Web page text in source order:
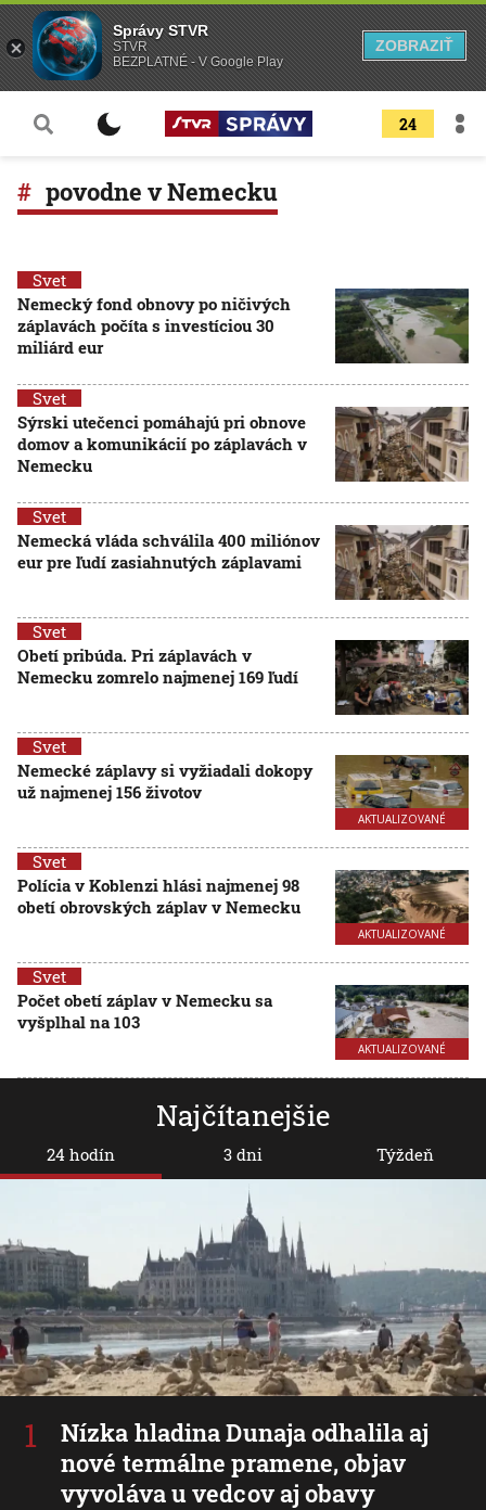
24
povodne v Nemecku
Svet
Nemecký fond obnovy po ničivých
záplavách počíta s investíciou 30
miliárd eur
Svet
Sýrski utečenci pomáhajú pri obnove
domov a komunikácií po záplavách v
Nemecku
Svet
Nemecká vláda schválila 400 miliónov
eur pre ľudí zasiahnutých záplavami
Svet
Obetí pribúda. Pri záplavách v
Nemecku zomrelo najmenej 169 ľudí
AKTUALIZOVANÉ
Svet
Nemecké záplavy si vyžiadali dokopy
už najmenej 156 životov
AKTUALIZOVANÉ
Svet
Polícia v Koblenzi hlási najmenej 98
obetí obrovských záplav v Nemecku
AKTUALIZOVANÉ
Svet
Počet obetí záplav v Nemecku sa
vyšplhal na 103
Najčítanejšie
24 hodín
Nízka hladina Dunaja odhalila aj
nové termálne pramene, objav
vyvoláva u vedcov aj obavy
3 dni Týždeň
Správy STVR
STVR
BEZPLATNÉ - V Google Play
ZOBRAZIŤ